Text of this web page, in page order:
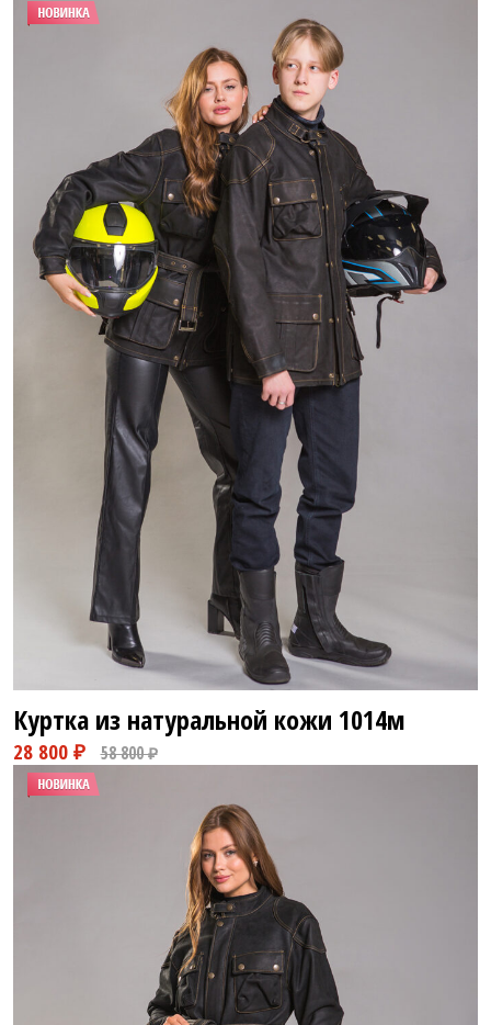
60 800 ₽ 82 800 ₽
Куртка из натуральной кожи 1014м